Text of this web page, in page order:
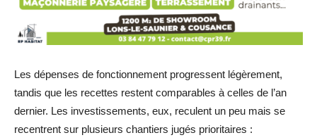
Les dépenses de fonctionnement progressent légèrement,
tandis que les recettes restent comparables à celles de l’an
dernier. Les investissements, eux, reculent un peu mais se
recentrent sur plusieurs chantiers jugés prioritaires :